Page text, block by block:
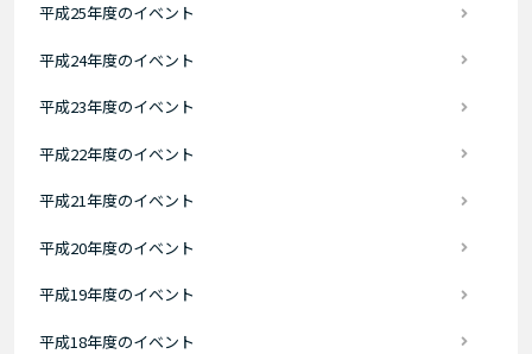
平成25年度のイベント
平成24年度のイベント
平成23年度のイベント
平成22年度のイベント
平成21年度のイベント
平成20年度のイベント
平成19年度のイベント
平成18年度のイベント